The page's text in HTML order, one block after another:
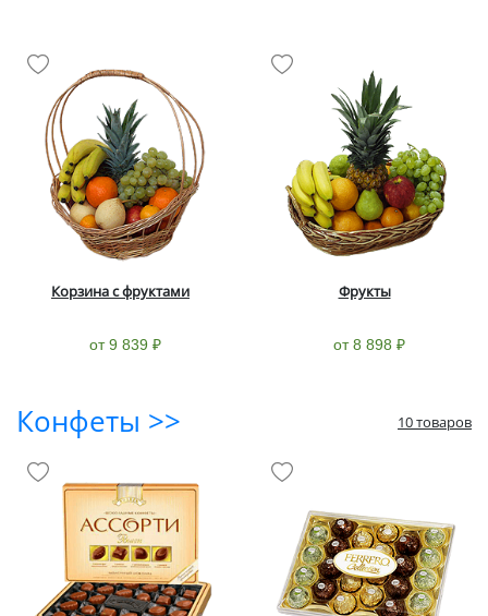
Корзина с фруктами
от 9 839 ₽
Фрукты
от 8 898 ₽
Конфеты >> 10 товаров